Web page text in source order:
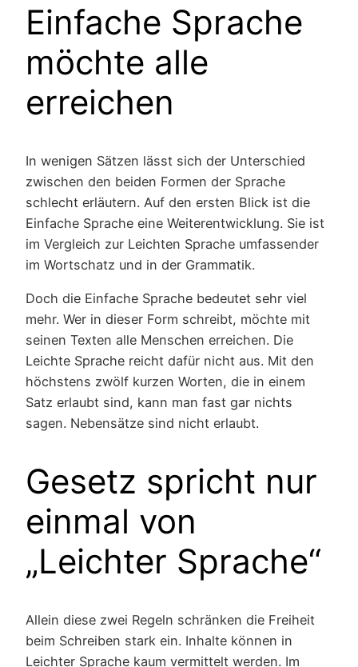
Einfache Sprache
möchte alle
erreichen
In wenigen Sätzen lässt sich der Unterschied
zwischen den beiden Formen der Sprache
schlecht erläutern. Auf den ersten Blick ist die
Einfache Sprache eine Weiterentwicklung. Sie ist
im Vergleich zur Leichten Sprache umfassender
im Wortschatz und in der Grammatik.
Doch die Einfache Sprache bedeutet sehr viel
mehr. Wer in dieser Form schreibt, möchte mit
seinen Texten alle Menschen erreichen. Die
Leichte Sprache reicht dafür nicht aus. Mit den
höchstens zwölf kurzen Worten, die in einem
Satz erlaubt sind, kann man fast gar nichts
sagen. Nebensätze sind nicht erlaubt.
Gesetz spricht nur
einmal von
„Leichter Sprache“
Allein diese zwei Regeln schränken die Freiheit
beim Schreiben stark ein. Inhalte können in
Leichter Sprache kaum vermittelt werden. Im